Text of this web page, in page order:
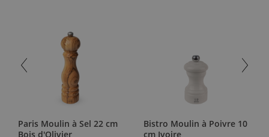
Paris Moulin à Sel 22 cm
Bois d'Olivier
Bistro Moulin à Poivre 10
cm Ivoire